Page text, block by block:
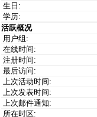
生日:
学历:
活跃概况
用户组:
在线时间:
注册时间:
最后访问:
上次活动时间:
上次发表时间:
上次邮件通知:
所在时区: